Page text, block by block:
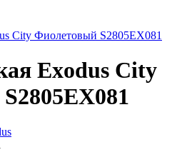
City Фиолетовый S2805EX081
Exodus City